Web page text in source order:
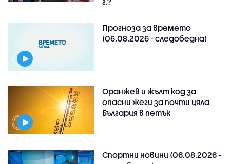
Прогноза за времето
(06.08.2026 - следобедна)
Оранжев и жълт код за
опасни жеги за почти цяла
България в петък
Спортни новини (06.08.2026 -